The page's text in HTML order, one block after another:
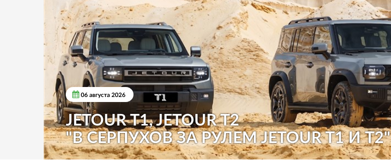
06 августа 2026
JETOUR T1, JETOUR T2
"В СЕРПУХОВ ЗА РУЛЕМ JETOUR T1 И T2"